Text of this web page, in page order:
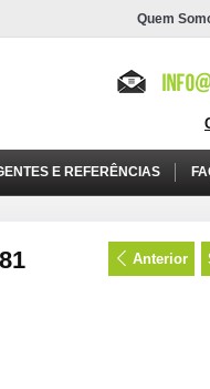
Quem
E REFERÊNCIAS
Anterior